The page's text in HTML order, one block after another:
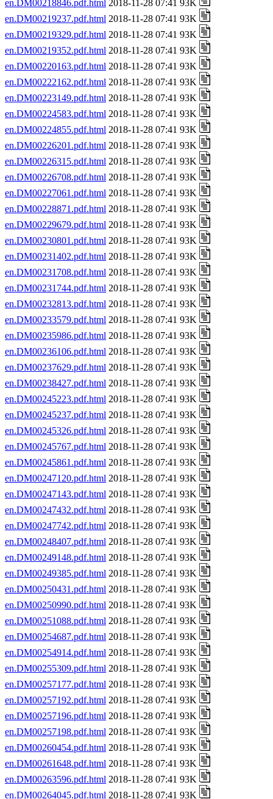
en.DM00218846.pdf.html 2018-11-28 07:41 93K
en.DM00219237.pdf.html 2018-11-28 07:41 93K
en.DM00219329.pdf.html 2018-11-28 07:41 93K
en.DM00219352.pdf.html 2018-11-28 07:41 93K
en.DM00220163.pdf.html 2018-11-28 07:41 93K
en.DM00222162.pdf.html 2018-11-28 07:41 93K
en.DM00223149.pdf.html 2018-11-28 07:41 93K
en.DM00224583.pdf.html 2018-11-28 07:41 93K
en.DM00224855.pdf.html 2018-11-28 07:41 93K
en.DM00226201.pdf.html 2018-11-28 07:41 93K
en.DM00226315.pdf.html 2018-11-28 07:41 93K
en.DM00226708.pdf.html 2018-11-28 07:41 93K
en.DM00227061.pdf.html 2018-11-28 07:41 93K
en.DM00228871.pdf.html 2018-11-28 07:41 93K
en.DM00229679.pdf.html 2018-11-28 07:41 93K
en.DM00230801.pdf.html 2018-11-28 07:41 93K
en.DM00231402.pdf.html 2018-11-28 07:41 93K
en.DM00231708.pdf.html 2018-11-28 07:41 93K
en.DM00231744.pdf.html 2018-11-28 07:41 93K
en.DM00232813.pdf.html 2018-11-28 07:41 93K
en.DM00233579.pdf.html 2018-11-28 07:41 93K
en.DM00235986.pdf.html 2018-11-28 07:41 93K
en.DM00236106.pdf.html 2018-11-28 07:41 93K
en.DM00237629.pdf.html 2018-11-28 07:41 93K
en.DM00238427.pdf.html 2018-11-28 07:41 93K
en.DM00245223.pdf.html 2018-11-28 07:41 93K
en.DM00245237.pdf.html 2018-11-28 07:41 93K
en.DM00245326.pdf.html 2018-11-28 07:41 93K
en.DM00245767.pdf.html 2018-11-28 07:41 93K
en.DM00245861.pdf.html 2018-11-28 07:41 93K
en.DM00247120.pdf.html 2018-11-28 07:41 93K
en.DM00247143.pdf.html 2018-11-28 07:41 93K
en.DM00247432.pdf.html 2018-11-28 07:41 93K
en.DM00247742.pdf.html 2018-11-28 07:41 93K
en.DM00248407.pdf.html 2018-11-28 07:41 93K
en.DM00249148.pdf.html 2018-11-28 07:41 93K
en.DM00249385.pdf.html 2018-11-28 07:41 93K
en.DM00250431.pdf.html 2018-11-28 07:41 93K
en.DM00250990.pdf.html 2018-11-28 07:41 93K
en.DM00251088.pdf.html 2018-11-28 07:41 93K
en.DM00254687.pdf.html 2018-11-28 07:41 93K
en.DM00254914.pdf.html 2018-11-28 07:41 93K
en.DM00255309.pdf.html 2018-11-28 07:41 93K
en.DM00257177.pdf.html 2018-11-28 07:41 93K
en.DM00257192.pdf.html 2018-11-28 07:41 93K
en.DM00257196.pdf.html 2018-11-28 07:41 93K
en.DM00257198.pdf.html 2018-11-28 07:41 93K
en.DM00260454.pdf.html 2018-11-28 07:41 93K
en.DM00261648.pdf.html 2018-11-28 07:41 93K
en.DM00263596.pdf.html 2018-11-28 07:41 93K
en.DM00264045.pdf.html 2018-11-28 07:41 93K